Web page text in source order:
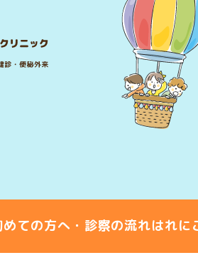
めての方へ・診察の流れはれに